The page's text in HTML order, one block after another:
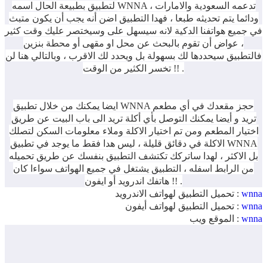
WNNA ، تدعمه السعودية والامارات
ودائما يتم تحديثه طبعا ، فهدا التطبيق اضن أنه يجب أن يكون متبث
في جميع هواتفنا الدكية لانه سيسهل على وسيختصر عليك وقت كثير
، عواض أن تقوم بالبحث عن محل او مقهى أو محطة بنزين
فالتطبيق سيحددها لك بسهولة بل ويحدد لك الاقرب ، وبالتالي هنا لن
تخسر الكثير من الوقت !! .
ايضا يمكنك من خلال تطبيق WNNA حجز مقعدك في أي مطعم
تريد و أيضا يمكنك التوصل بأي أكلة تريد الى باب البيت عن طريق
اختيار المطعم ومن تم اختيار الاكلة وملاء معلومات السكن لتصلك
الاكلة في دقائق قليلة ، ليس هدا فقط ما يوجد في تطبيق WNNA
بل الاكثر ، لهدا ساتركك تكتشف التطبيق بنفسك عن طريق تحميله
من الرابط اسفله ، التطبيق يشتغل في جميع الهواتف سواءا كان
هاتفك اندرويد أو ايفون !! .
تحميل التطبيق لهواتف الاندرويد : wnna
تحميل التطبيق لهواتف أيفون : wnna
الموقع ويب : wnna